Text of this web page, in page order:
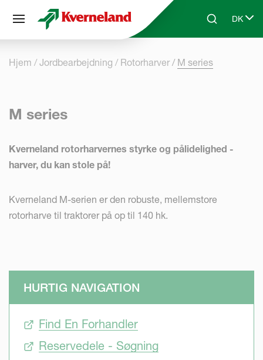
Skip to main contentSearchDK
Select
Hjem Jordbearbejdning Rotorharver M series
M series
Kverneland rotorharvernes styrke og pålidelighed -
harver, du kan stole på!
Kverneland M-serien er den robuste, mellemstore
rotorharve til traktorer på op til 140 hk.
HURTIG NAVIGATION
Find En Forhandler
Reservedele - Søgning
CCookie-styringspanel